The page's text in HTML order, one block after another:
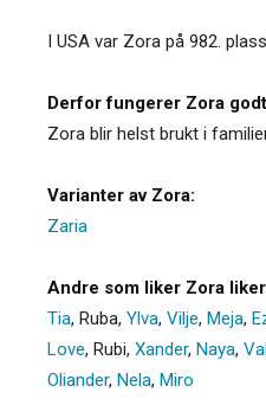
I USA var Zora på 982.
Derfor fungerer Zora
Zora blir helst brukt i
Varianter av Zora:
Zaria
Andre som liker Zora
Tia, Ruba, Ylva, Vilje, Meja,
Love, Rubi, Xander, Naya,
Oliander, Nela, Miro